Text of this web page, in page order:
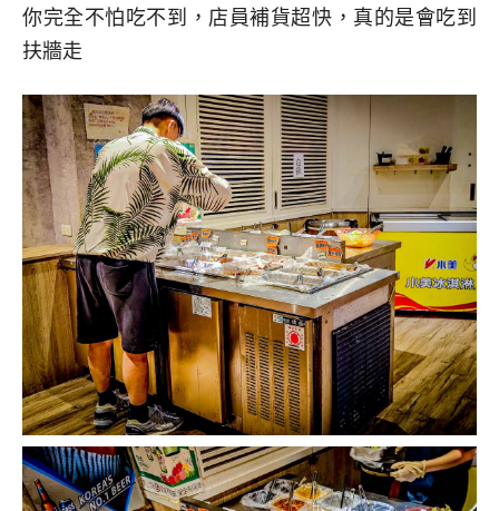
你完全不怕吃不到，店員補貨超快，真的是會吃到
扶牆走